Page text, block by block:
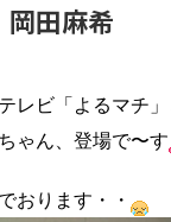
岡田麻希
レビ「よるマチ
ゃん、登場で〜す
おります・・